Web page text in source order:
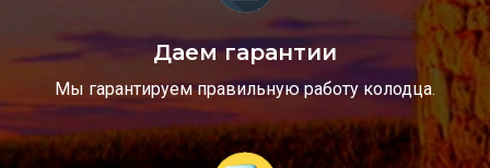
Даем гарантии
Мы гарантируем правильную работу колодца.